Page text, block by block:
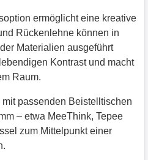
ermöglicht eine kreative
Rückenlehne können in
Materialien ausgeführt
Kontrast und macht
Raum.
passenden Beistelltischen
– etwa MeeThink, Tepee
zum Mittelpunkt einer